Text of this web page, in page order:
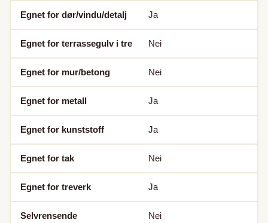
Egnet for dør/vindu/detalj Ja
Egnet for terrassegulv i tre Nei
Egnet for mur/betong Nei
Egnet for metall Ja
Egnet for kunststoff Ja
Egnet for tak Nei
Egnet for treverk Ja
Selvrensende Nei